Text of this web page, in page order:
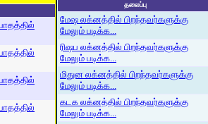
தலைப்பு
மேஷ லக்னத்தில் பிறந்தவர்களுக்கு
மேலும் படிக்க...
ரிஷப லக்னத்தில் பிறந்தவர்களுக்கு
மேலும் படிக்க...
மிதுன லக்னத்தில் பிறந்தவர்களுக்கு
மேலும் படிக்க...
கடக லக்னத்தில் பிறந்தவர்களுக்கு
மேலும் படிக்க...